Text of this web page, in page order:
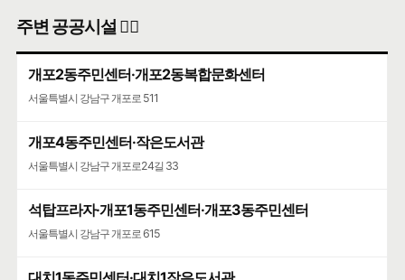
주변 공공시설 👨‍✈️
개포2동주민센터·개포2동복합문화센터
서울특별시 강남구 개포로 511
개포4동주민센터·작은도서관
서울특별시 강남구 개포로24길 33
석탑프라자·개포1동주민센터·개포3동주민센터
서울특별시 강남구 개포로 615